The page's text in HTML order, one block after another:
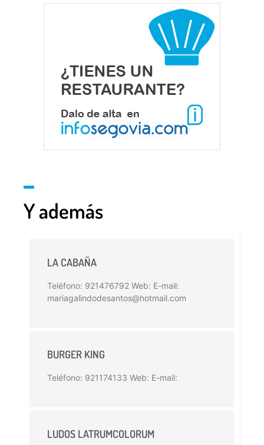
Y además
LA CABAÑA
Teléfono: 921476792 Web: E-mail:
mariagalindodesantos@hotmail.com
BURGER KING
Teléfono: 921174133 Web: E-mail:
LUDOS LATRUMCOLORUM